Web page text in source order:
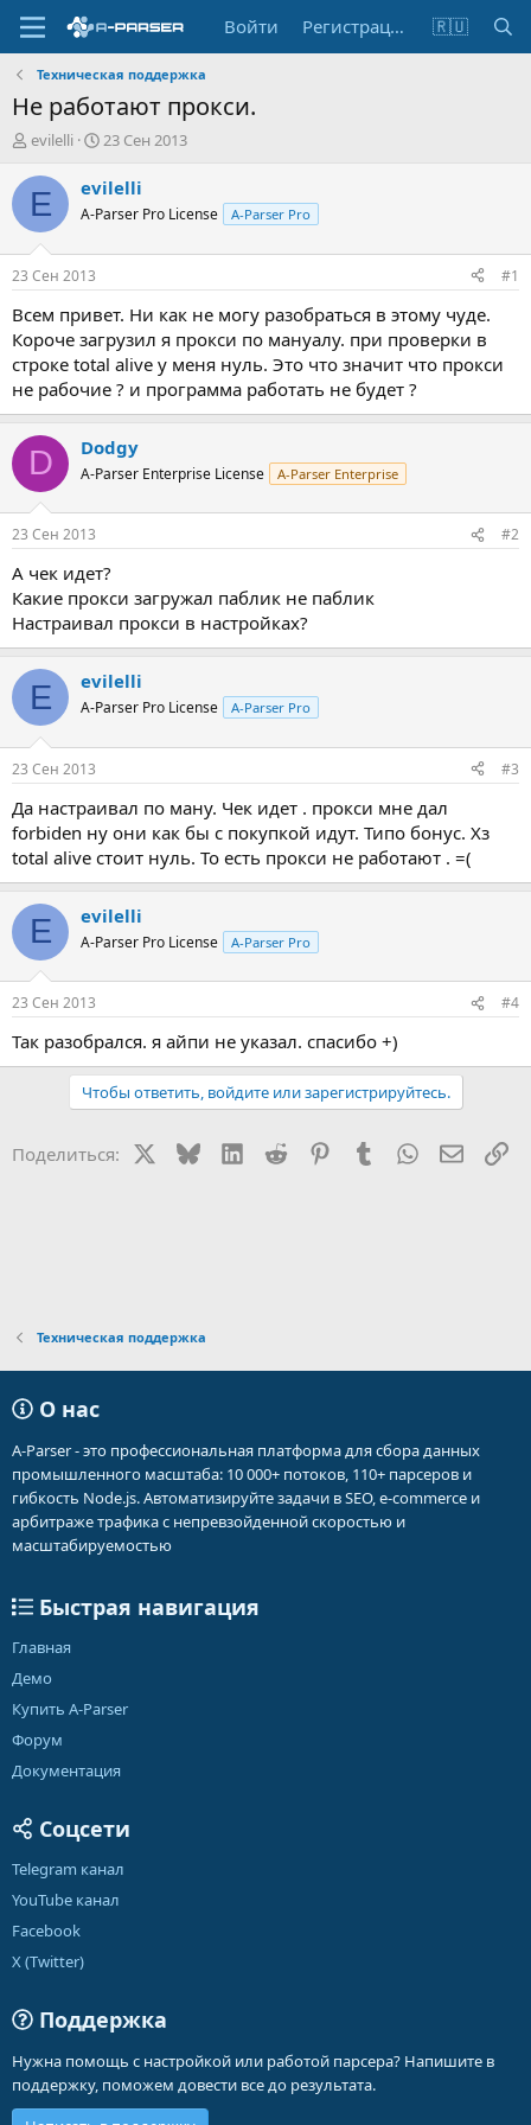
Войти Регистрация 🇷🇺
Техническая поддержка
Не работают прокси.
А
т
о
т
е
м
ы
evilelli
Д
т
н
а
л
23 Сен 2013
E evilelli
A-Parser Pro License A-Parser Pro
23 Сен 2013 #1
Всем привет. Ни как не могу разобраться в этому чуде.
Короче загрузил я прокси по мануалу. при проверки в
строке total alive у меня нуль. Это что значит что прокси
не рабочие ? и программа работать не будет ?
D Dodgy
A-Parser Enterprise License A-Parser Enterprise
23 Сен 2013 #2
А чек идет?
Какие прокси загружал паблик не паблик
Настраивал прокси в настройках?
E evilelli
A-Parser Pro License A-Parser Pro
23 Сен 2013 #3
Да настраивал по ману. Чек идет . прокси мне дал
forbiden ну они как бы с покупкой идут. Типо бонус. Хз
total alive стоит нуль. То есть прокси не работают . =(
E evilelli
A-Parser Pro License A-Parser Pro
23 Сен 2013 #4
Так разобрался. я айпи не указал. спасибо +)
Чтобы ответить, войдите или зарегистрируйтесь.
Поделиться: BlueskyLinkedIn
Reddit PinterestTumblr WhatsApp
Техническая поддержка
О нас
A-Parser - это профессиональная платформа для сбора данных
промышленного масштаба: 10 000+ потоков, 110+ парсеров и
гибкость Node.js. Автоматизируйте задачи в SEO, e-commerce и
арбитраже трафика с непревзойденной скоростью и
масштабируемостью
Быстрая навигация
Главная
Демо
Купить A-Parser
Форум
Документация
Соцсети
Telegram канал
YouTube канал
Facebook
X (Twitter)
Поддержка
Нужна помощь с настройкой или работой парсера? Напишите в
поддержку, поможем довести все до результата.